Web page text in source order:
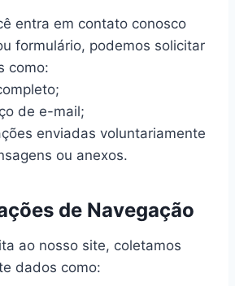
entra em contato conosco
formulário, podemos solicitar
como:
de e-mail;
enviadas voluntariamente
ou anexos.
de Navegação
ao nosso site, coletamos
dados como: